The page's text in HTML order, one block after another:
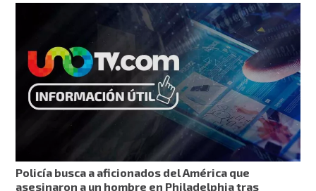
Policía busca a aficionados del América que
asesinaron a un hombre en Philadelphia tras